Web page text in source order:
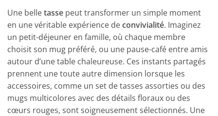
Une belletasse peut transformer un simple moment
en une véritable expérience deconvivialité. Imaginez
un petit-déjeuner en famille, où chaque membre
choisit son mug préféré, ou une pause-café entre amis
autour d’une table chaleureuse. Ces instants partagés
prennent une toute autre dimension lorsque les
accessoires, comme un set de tasses assorties ou des
mugs multicolores avec des détails floraux ou des
cœurs rouges, sont soigneusement sélectionnés. Une